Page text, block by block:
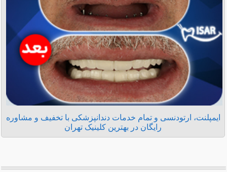
ایمپلنت، ارتودنسی و تمام خدمات دندانپزشکی با تخفیف و مشاوره
رایگان در بهترین کلینیک تهران